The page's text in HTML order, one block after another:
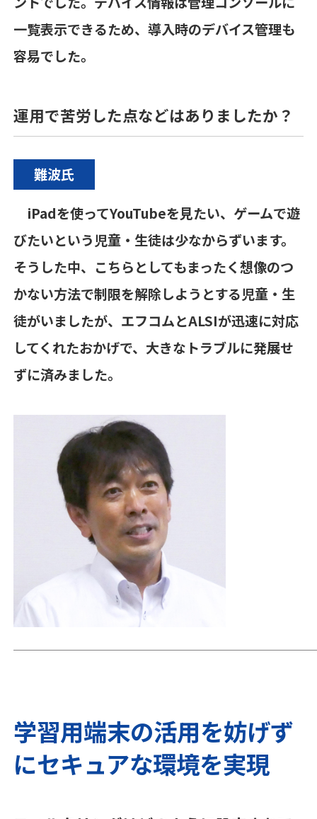
一覧表示できるため、導入時のデバイス管理も
容易でした。
運用で苦労した点などはありましたか？
難波氏
iPadを使ってYouTubeを見たい、ゲームで遊
びたいという児童・生徒は少なからずいます。
そうした中、こちらとしてもまったく想像のつ
かない方法で制限を解除しようとする児童・生
徒がいましたが、エフコムとALSIが迅速に対応
してくれたおかげで、大きなトラブルに発展せ
ずに済みました。
学習用端末の活用を妨げず
にセキュアな環境を実現